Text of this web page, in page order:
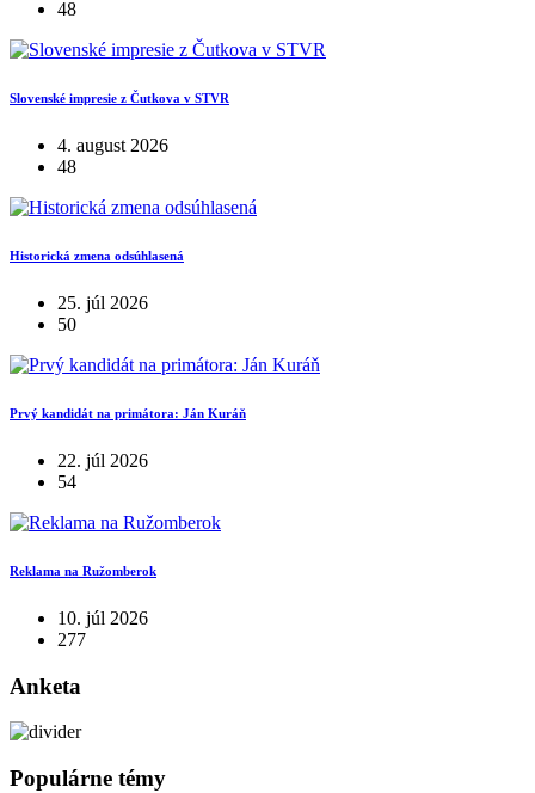
48
Slovenské impresie z Čutkova v STVR
4. august 2026
48
Historická zmena odsúhlasená
25. júl 2026
50
Prvý kandidát na primátora: Ján Kuráň
22. júl 2026
54
Reklama na Ružomberok
10. júl 2026
277
Anketa
Populárne témy